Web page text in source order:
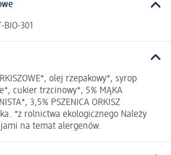
301
olej rzepakowy*, syrop
cukier trzcinowy*, 5% MĄKA
3,5% PSZENICA ORKISZ
*z rolnictwa ekologicznego Należy
na temat alergenów.